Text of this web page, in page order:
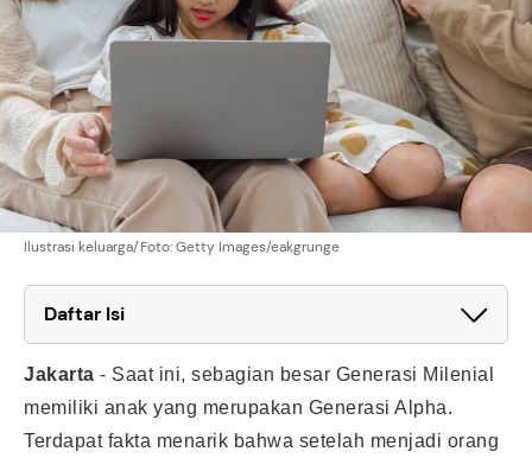
Ilustrasi keluarga/Foto: Getty Images/eakgrunge
Daftar Isi
Jakarta - Saat ini, sebagian besar Generasi Milenial
memiliki anak yang merupakan Generasi Alpha.
Terdapat fakta menarik bahwa setelah menjadi orang